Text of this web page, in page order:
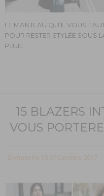
LE MANTEAU QU’IL VOUS
POUR RESTER STYLÉE SOUS
PLUIE
15 BLAZERS
VOUS